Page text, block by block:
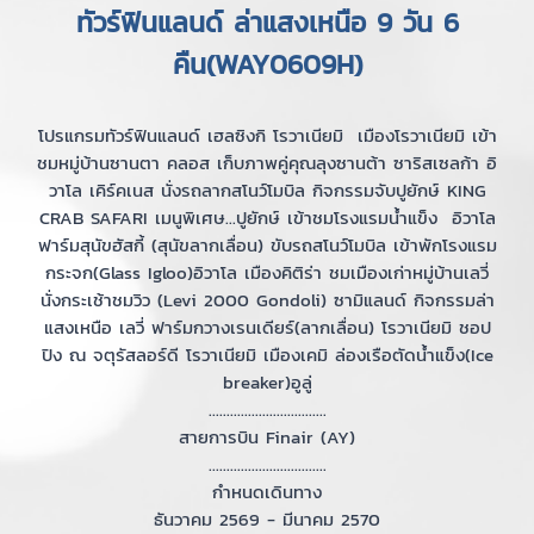
ทัวร์ฟินแลนด์ ล่าแสงเหนือ 9 วัน 6
คืน(WAY0609H)
โปรแกรมทัวร์ฟินแลนด์ เฮลซิงกิ โรวาเนียมิ เมืองโรวาเนียมิ เข้า
ชมหมู่บ้านซานตา คลอส เก็บภาพคู่คุณลุงซานต้า ซาริสเซลก้า อิ
วาโล เคิร์คเนส นั่งรถลากสโนว์โมบิล กิจกรรมจับปูยักษ์ KING
CRAB SAFARI เมนูพิเศษ...ปูยักษ์ เข้าชมโรงแรมน้ำแข็ง อิวาโล
ฟาร์มสุนัขฮัสกี้ (สุนัขลากเลื่อน) ขับรถสโนว์โมบิล เข้าพักโรงแรม
กระจก(Glass Igloo)อิวาโล เมืองคิติร่า ชมเมืองเก่าหมู่บ้านเลวี่
นั่งกระเช้าชมวิว (Levi 2000 Gondoli) ซามิแลนด์ กิจกรรมล่า
แสงเหนือ เลวี่ ฟาร์มกวางเรนเดียร์(ลากเลื่อน) โรวาเนียมิ ชอป
ปิง ณ จตุรัสลอร์ดี โรวาเนียมิ เมืองเคมิ ล่องเรือตัดน้ำแข็ง(Ice
breaker)อูลู่
.................................
สายการบิน Finair (AY)
.................................
กำหนดเดินทาง
ธันวาคม 2569 - มีนาคม 2570